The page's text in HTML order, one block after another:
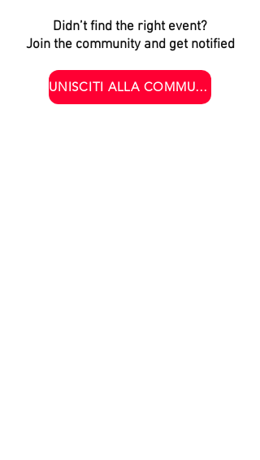
Didn’t find the right event?
Join the community and get notified
UNISCITI ALLA COMMUNITY